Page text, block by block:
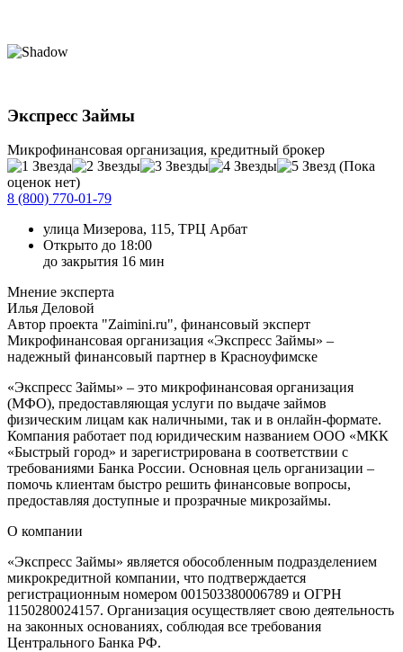
Экспресс Займы
Микрофинансовая организация, кредитный брокер
(Пока
оценок нет)
8 (800) 770-01-79
улица Мизерова, 115, ТРЦ Арбат
Открыто до 18:00
до закрытия 16 мин
Мнение эксперта
Илья Деловой
Автор проекта "Zaimini.ru", финансовый эксперт
Микрофинансовая организация «Экспресс Займы» –
надежный финансовый партнер в Красноуфимске
«Экспресс Займы» – это микрофинансовая организация
(МФО), предоставляющая услуги по выдаче займов
физическим лицам как наличными, так и в онлайн-формате.
Компания работает под юридическим названием ООО «МКК
«Быстрый город» и зарегистрирована в соответствии с
требованиями Банка России. Основная цель организации –
помочь клиентам быстро решить финансовые вопросы,
предоставляя доступные и прозрачные микрозаймы.
О компании
«Экспресс Займы» является обособленным подразделением
микрокредитной компании, что подтверждается
регистрационным номером 001503380006789 и ОГРН
1150280024157. Организация осуществляет свою деятельность
на законных основаниях, соблюдая все требования
Центрального Банка РФ.